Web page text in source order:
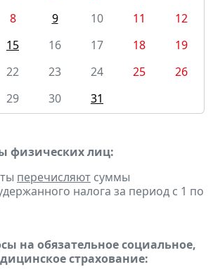
8 9 10 11
12
15 16 17 18
19
22 23 24 25
26
29 30 31
физических лиц:
перечисляют суммы
налога за период с 1 по
на обязательное социальное,
страхование: